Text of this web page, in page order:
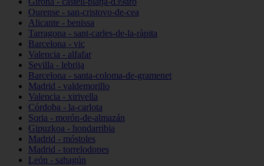
Ourense - san-cristovo-de-cea
Alicante - benissa
Tarragona - sant-carles-de-la-ràpita
Barcelona - vic
Valencia - alfafar
Sevilla - lebrija
Barcelona - santa-coloma-de-gramenet
Madrid - valdemorillo
Valencia - xirivella
Córdoba - la-carlota
Soria - morón-de-almazán
Gipuzkoa - hondarribia
Madrid - móstoles
Madrid - torrelodones
León - sahagún